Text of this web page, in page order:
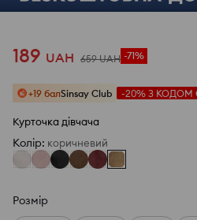
189 UAH 659 UAH -71%
+19 балSinsay Club -20% З КОДОМ
Курточка дівчача
Колір: коричневий
Розмір